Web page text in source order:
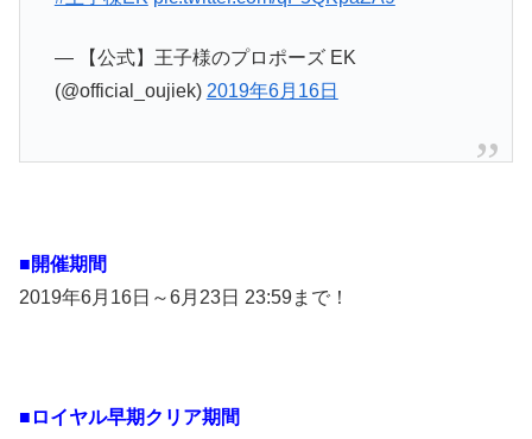
— 【公式】王子様のプロポーズ EK
(@official_oujiek) 2019年6月16日
■開催期間
2019年6月16日～6月23日 23:59まで！
■ ロイヤル早期クリア期間